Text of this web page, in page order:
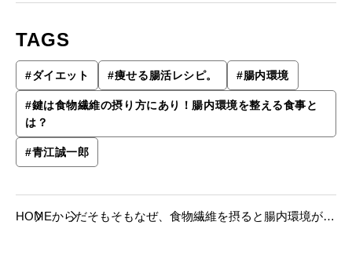
TAGS
#ダイエット #痩せる腸活レシピ。 #腸内環境
#鍵は食物繊維の摂り方にあり！腸内環境を整える食事と
は？
#青江誠一郎
HOMEからだそもそもなぜ、食物繊維を摂ると腸内環境がよ